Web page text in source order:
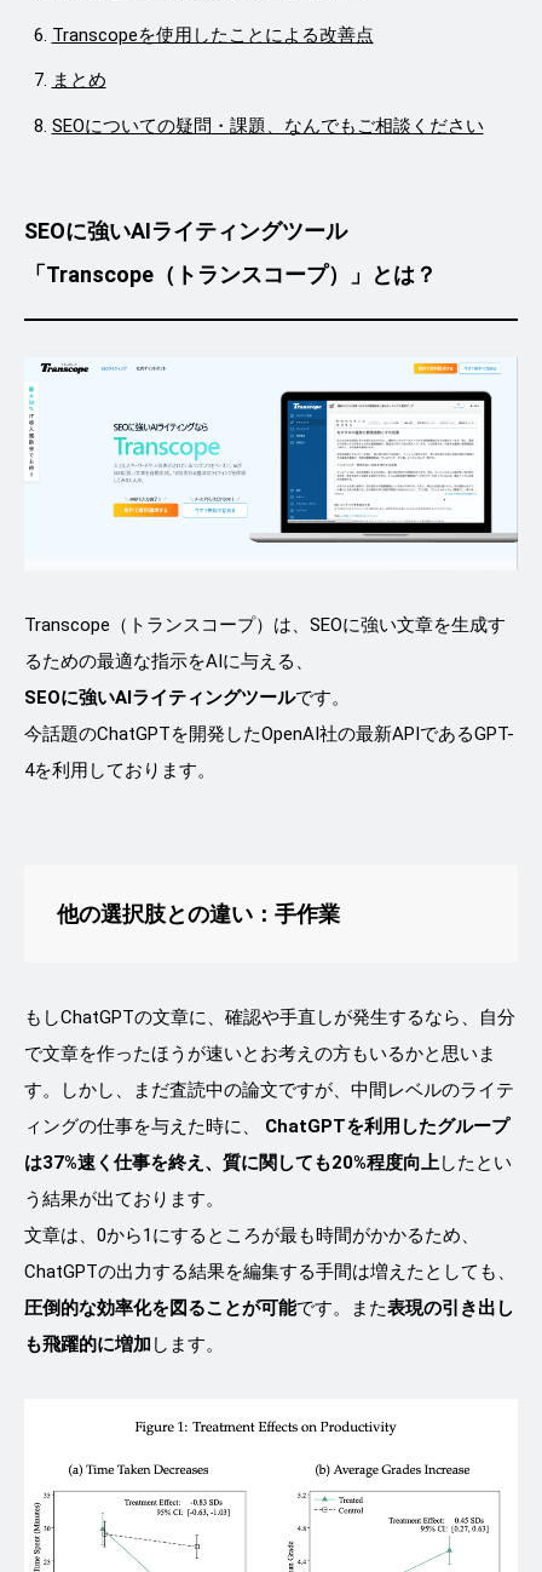
Transcopeを使用したことによる改善点
まとめ
SEOについての疑問・課題、なんでもご相談ください
SEOに強いAIライティングツール
「Transcope（トランスコープ）」とは？
Transcope（トランスコープ）は、SEOに強い文章を生成す
るための最適な指示をAIに与える、
SEOに強いAIライティングツールです。
今話題のChatGPTを開発したOpenAI社の最新APIであるGPT-
4を利用しております。
他の選択肢との違い ：手作業
もしChatGPTの文章に、確認や手直しが発生するなら、自分
で文章を作ったほうが速いとお考えの方もいるかと思いま
す。しかし、まだ査読中の論文ですが、中間レベルのライテ
ィングの仕事を与えた時に、 ChatGPTを利用したグループ
は37%速く仕事を終え、質に関しても20%程度向上したとい
う結果が出ております。
文章は、0から1にするところが最も時間がかかるため、
ChatGPTの出力する結果を編集する手間は増えたとしても、
圧倒的な効率化を図ることが可能です。また表現の引き出し
も飛躍的に増加 します。